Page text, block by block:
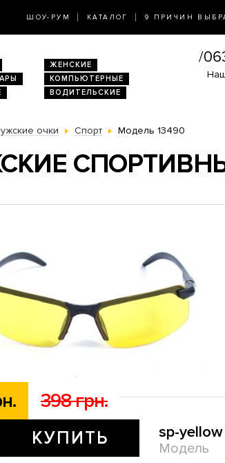
ШОУ-РУМ КАТАЛОГ 9 ПРИЧИН
ЖЕНСКИЕ
КОМПЬЮТЕРНЫЕ
ВОДИТЕЛЬСКИЕ
очки Спорт Модель 13490
398 грн.
КУПИТЬ sp-yellow
Модель